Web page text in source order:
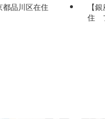
品川区在住
【
住